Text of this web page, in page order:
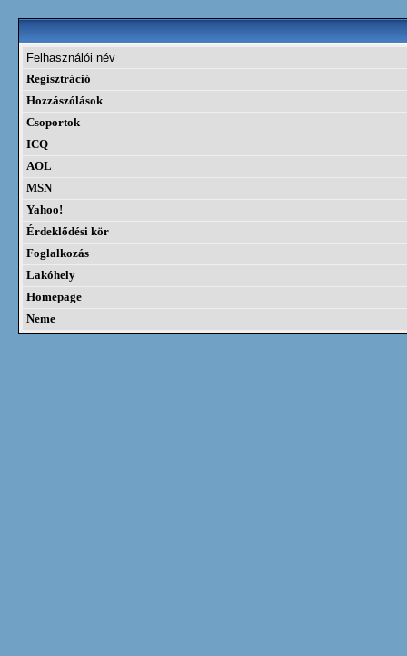
Felhasználói név
Regisztráció
Hozzászólások
Csoportok
ICQ
AOL
MSN
Yahoo!
Érdeklődési kör
Foglalkozás
Lakóhely
Homepage
Neme